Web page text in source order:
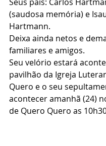
(saudosa memória) e
Hartmann.
Deixa ainda netos e
familiares e amigos.
Seu velório estará
pavilhão da Igreja
Quero e o seu
acontecer amanhã (24)
de Quero Quero as